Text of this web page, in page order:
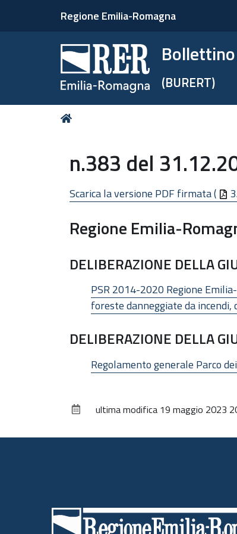
Regione Emilia-Romagna
(BURERT)
Tu
n.383 del
Scarica la versione PDF firmata (
Regione Emilia-
DELIBERAZIONE DELLA
PSR 2014-2020 Regione
foreste danneggiate da
DELIBERAZIONE DELLA
Regolamento generale Parco
ultima modifica 19 maggio 2023